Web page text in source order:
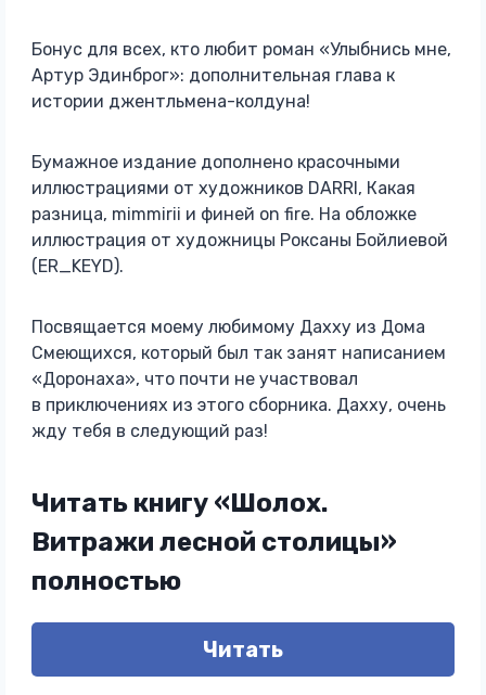
Бонус для всех, кто любит роман «Улыбнись мне,
Артур Эдинброг»: дополнительная глава к
истории джентльмена-колдуна!
Бумажное издание дополнено красочными
иллюстрациями от художников DARRI, Какая
разница, mimmirii и финей on fire. На обложке
иллюстрация от художницы Роксаны Бойлиевой
(ER_KEYD).
Посвящается моему любимому Дахху из Дома
Смеющихся, который был так занят написанием
«Доронаха», что почти не участвовал
в приключениях из этого сборника. Дахху, очень
жду тебя в следующий раз!
Читать книгу «Шолох.
Витражи лесной столицы»
полностью
Читать